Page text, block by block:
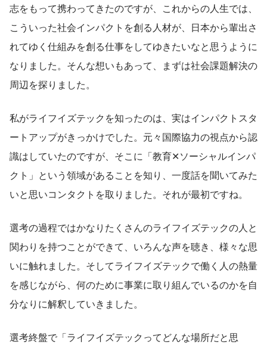
志をもって携わってきたのですが、これからの人生では、
こういった社会インパクトを創る人材が、日本から輩出さ
れてゆく仕組みを創る仕事をしてゆきたいなと思うように
なりました。そんな想いもあって、まずは社会課題解決の
周辺を探りました。
私がライフイズテックを知ったのは、実はインパクトスタ
ートアップがきっかけでした。元々国際協力の視点から認
識はしていたのですが、そこに「教育✕ソーシャルインパ
クト」という領域があることを知り、一度話を聞いてみた
いと思いコンタクトを取りました。それが最初ですね。
選考の過程ではかなりたくさんのライフイズテックの人と
関わりを持つことができて、いろんな声を聴き、様々な思
いに触れました。そしてライフイズテックで働く人の熱量
を感じながら、何のために事業に取り組んでいるのかを自
分なりに解釈していきました。
選考終盤で「ライフイズテックってどんな場所だと思